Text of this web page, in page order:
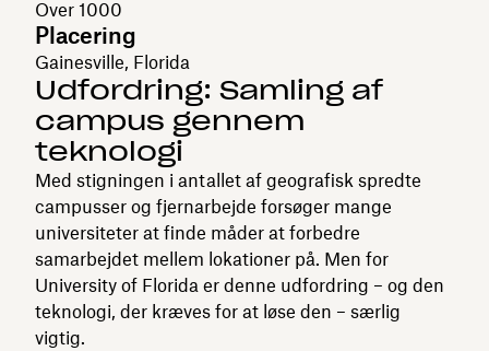
Over 1000
Placering
Gainesville, Florida
Udfordring: Samling af
campus gennem
teknologi
Med stigningen i antallet af geografisk spredte
campusser og fjernarbejde forsøger mange
universiteter at finde måder at forbedre
samarbejdet mellem lokationer på. Men for
University of Florida er denne udfordring – og den
teknologi, der kræves for at løse den – særlig
vigtig.